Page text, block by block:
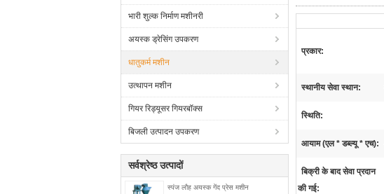
भारी शुल्क निर्माण मशीनरी
अयस्क ड्रेसिंग उपकरण
धातुकर्म मशीन
उत्थापन मशीन
गियर रिड्यूसर गियरबॉक्स
बिजली उत्पादन उपकरण
सर्वश्रेष्ठ उत्पादों
स्पंज लौह अयस्क गेंद प्रेस मशीन
प्रकार:
स्थानीय सेवा स्थान:
स्थिति:
आयाम (एल * डब्ल्यू * एच):
बिक्री के बाद सेवा प्रदान
की गई: